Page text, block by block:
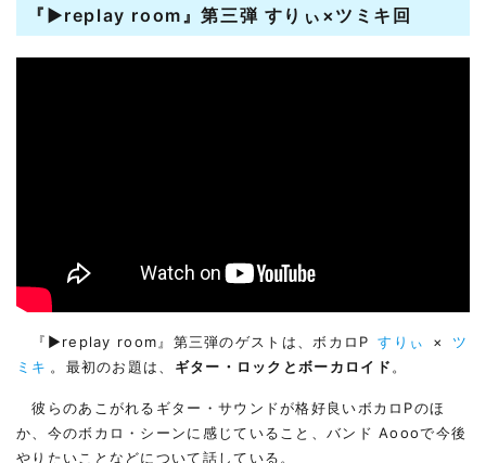
『▶︎replay room』第三弾 すりぃ×ツミキ回
『▶︎replay room』第三弾のゲストは、ボカロP すりぃ ×
ツ
ミキ 。最初のお題は、 ギター・ロックとボーカロイド 。
彼らのあこがれるギター・サウンドが格好良いボカロPのほ
か、今のボカロ・シーンに感じていること、バンド Aoooで今後
やりたいことなどについて話している。